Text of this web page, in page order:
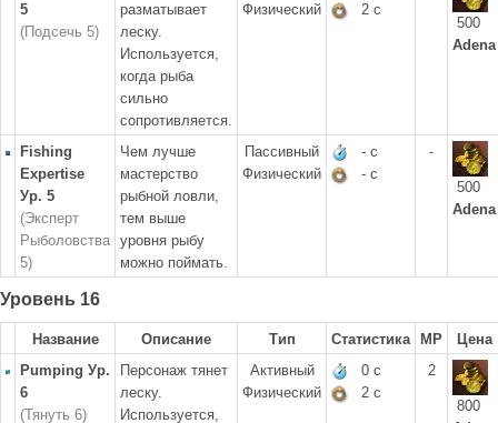
5
(Подсечь 5)
разматывает
леску.
Используется,
когда рыба
сильно
сопротивляется.
Физический
2 с
500
Adena
Fishing
Expertise
Ур. 5
(Эксперт
Рыболовства
5)
Чем лучше
мастерство
рыбной ловли,
тем выше
уровня рыбу
можно поймать.
Пассивный
Физический
- с
- с
-
500
Adena
Уровень 16
Название Описание Тип Статистика MP
Цена
Pumping Ур.
6
(Тянуть 6)
Персонаж тянет
леску.
Используется,
Активный
Физический
0 с
2 с
2
800